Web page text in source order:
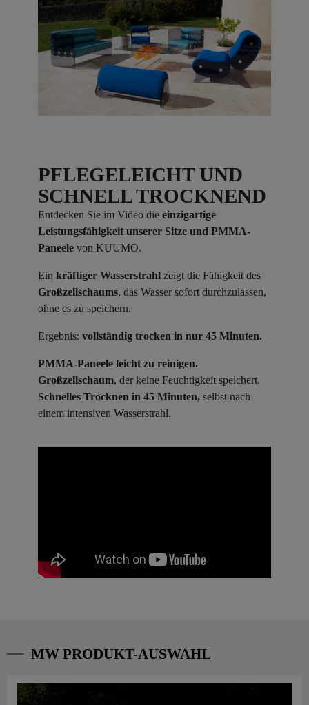
PFLEGELEICHT UND
SCHNELL TROCKNEND
Entdecken Sie im Video die einzigartige
Leistungsfähigkeit unserer Sitze und PMMA-
Paneele von KUUMO.
Ein kräftiger Wasserstrahl zeigt die Fähigkeit des
Großzellschaums, das Wasser sofort durchzulassen,
ohne es zu speichern.
Ergebnis: vollständig trocken in nur 45 Minuten.
PMMA-Paneele leicht zu reinigen.
Großzellschaum, der keine Feuchtigkeit speichert.
Schnelles Trocknen in 45 Minuten, selbst nach
einem intensiven Wasserstrahl.
MW PRODUKT-AUSWAHL